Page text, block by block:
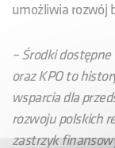
umożliwia rozwój
– Środki
oraz KPO to
wsparcia dla
rozwoju polskich
zastrzyk